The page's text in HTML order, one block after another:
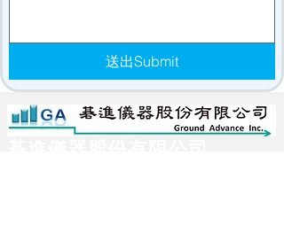
送出Submit